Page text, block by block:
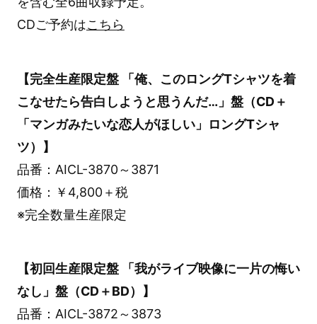
CDご予約はこちら
【完全生産限定盤 「俺、このロングTシャツを着
こなせたら告白しようと思うんだ…」盤（CD＋
「マンガみたいな恋人がほしい」ロングTシャ
ツ）】
品番：AICL-3870～3871
価格：￥4,800＋税
※完全数量生産限定
【初回生産限定盤 「我がライブ映像に一片の悔い
なし」盤（CD＋BD）】
品番：AICL-3872～3873